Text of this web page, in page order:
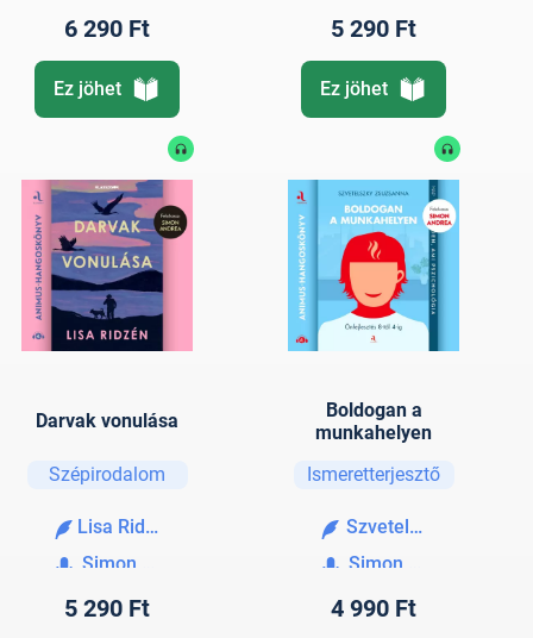
6 290 Ft
Ez jöhet
5 290 Ft
Ez jöhet
Darvak vonulása
Szépirodalom
Lisa Ridzén
Simon Andrea
5 290 Ft
Boldogan a
munkahelyen
Ismeretterjesztő
Szvetelszky
Simon Andrea
4 990 Ft